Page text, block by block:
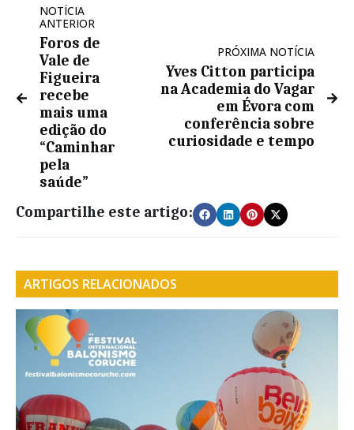
NOTÍCIA
ANTERIOR
Foros de
Vale de
Figueira
recebe
mais uma
edição do
“Caminhar
pela
saúde”
PRÓXIMA NOTÍCIA
Yves Citton participa
na Academia do Vagar
em Évora com
conferência sobre
curiosidade e tempo
Compartilhe este artigo:
ARTIGOS RELACIONADOS